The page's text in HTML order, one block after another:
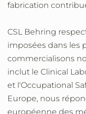
fabrication
CSL Behring
imposées dans les
commercialisons
inclut le Clinical
et l'Occupational
Europe, nous
européenne des